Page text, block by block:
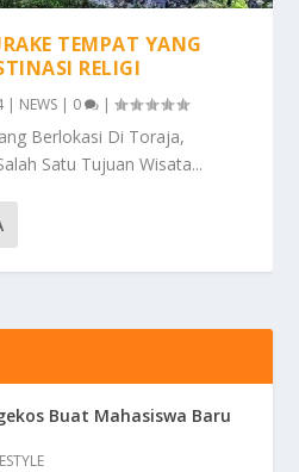
TEMPAT YANG
RELIGI
| NEWS | 0 |
Berlokasi Di Toraja,
Satu Tujuan Wisata...
Buat Mahasiswa Baru